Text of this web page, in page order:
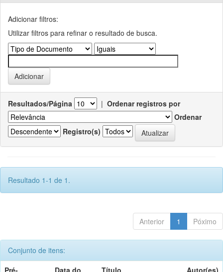
Adicionar filtros:
Utilizar filtros para refinar o resultado de busca.
Resultados/Página | Ordenar registros por
Ordenar
Registro(s)
Resultado 1-1 de 1.
Anterior 1 Póximo
Conjunto de itens:
Pré-
Data do
Título Autor(es)